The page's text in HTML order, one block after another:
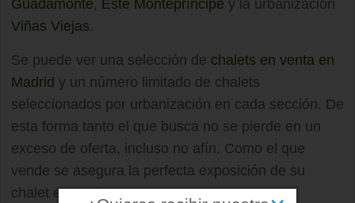
Guadamonte, Este Montepríncipe y la urbanización
Viñas Viejas.
Se puede ver una selección de chalets en venta en
Madrid y un número limitado de chalets
seleccionados por urbanización en cada sección. De
esta forma tanto el que busca no se pierde en un
exceso de oferta, incluso no afín. Como el que
vende se asegura la perfecta exposición de su
chalet en venta.